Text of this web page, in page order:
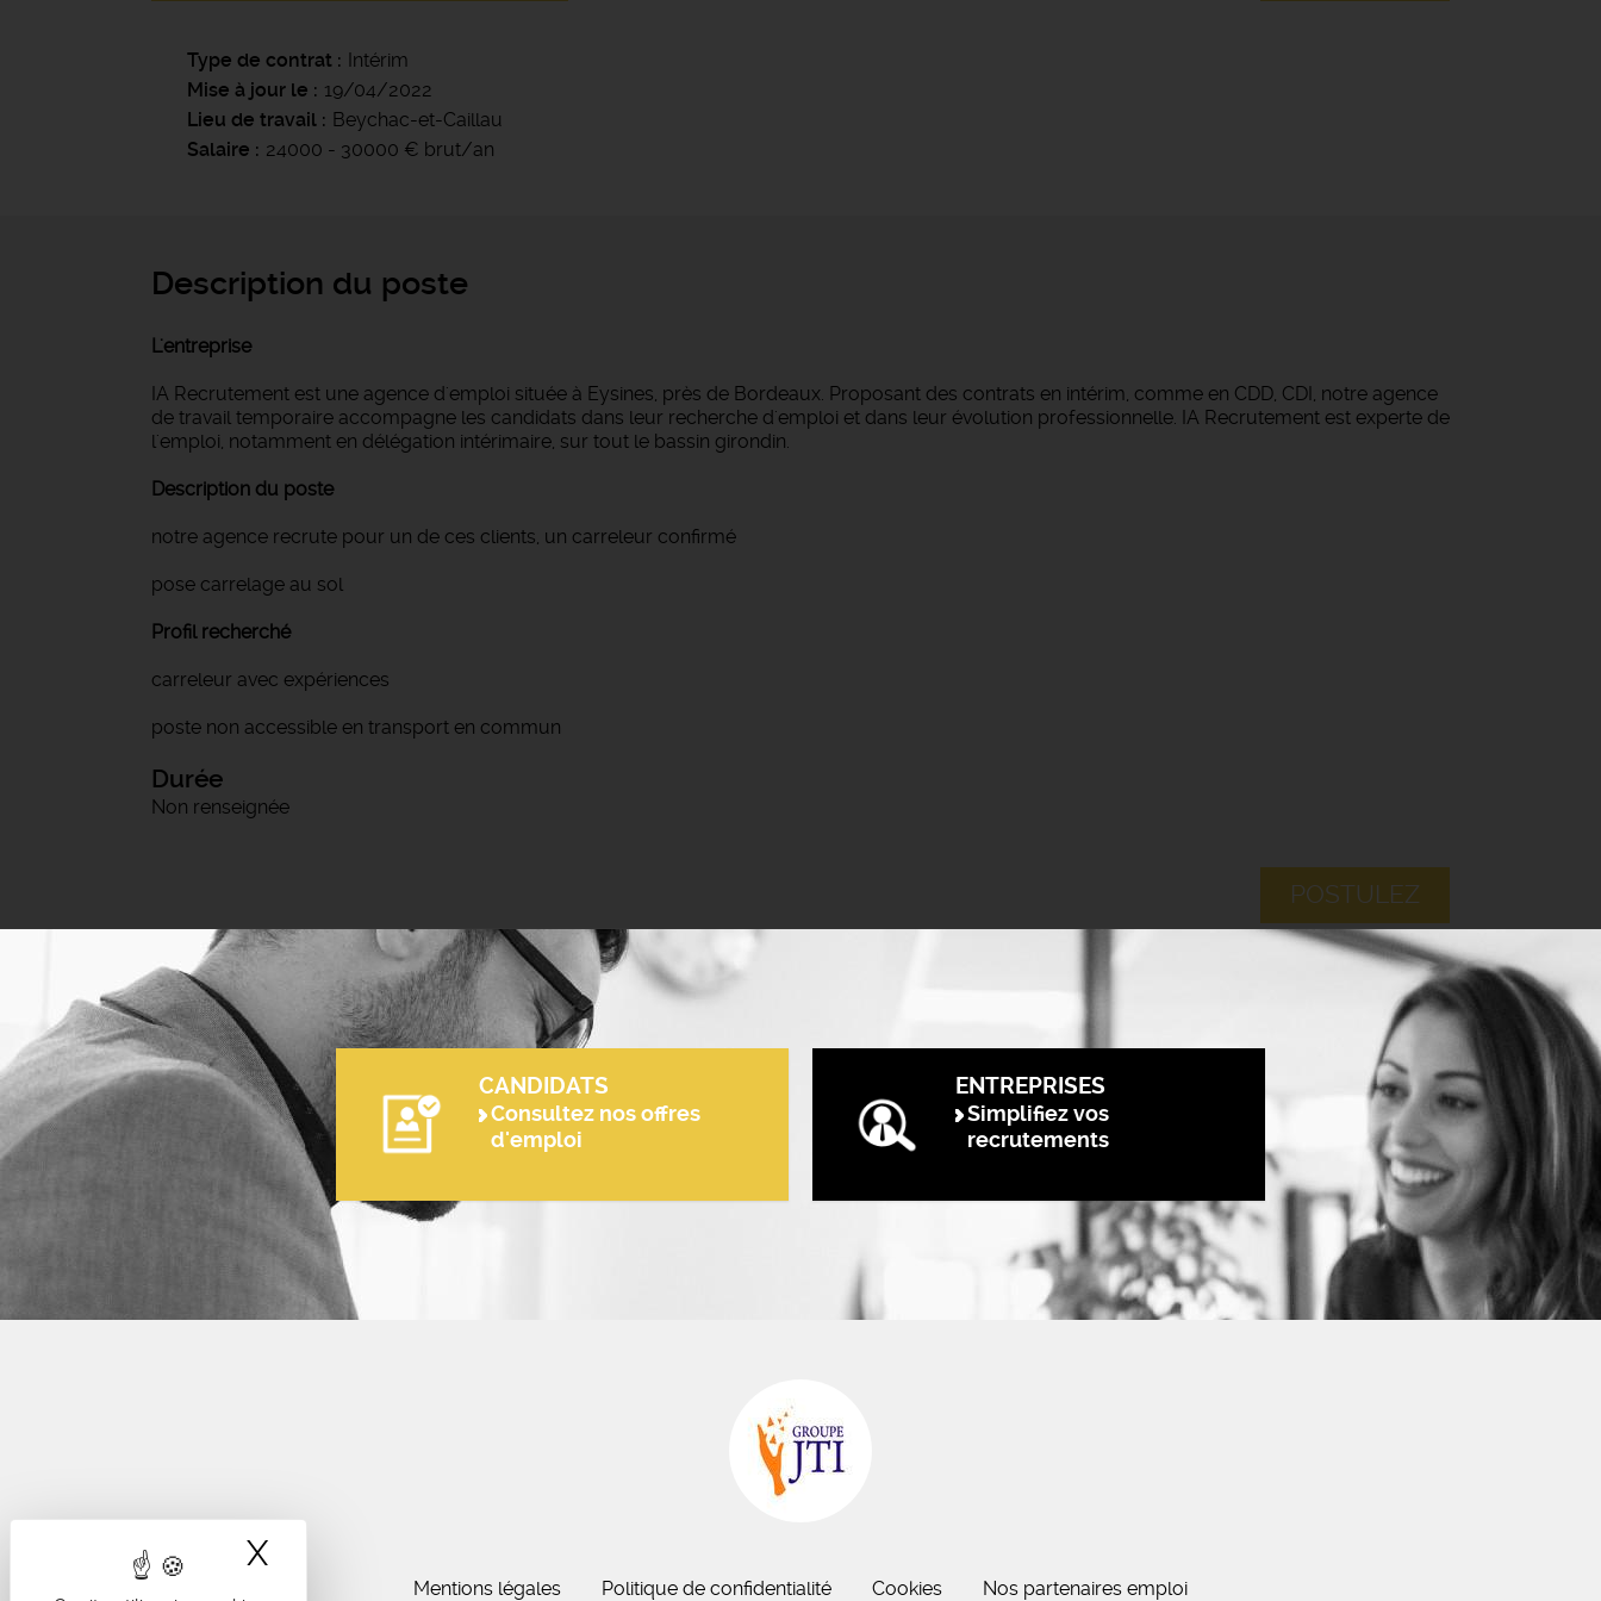
X
Type de contrat
Intérim
Mise à jour le
19/04/2022
Lieu de travail
Beychac-et-Caillau
Salaire
24000 - 30000 € brut/an
Description du poste
L'entreprise
IA Recrutement est une agence d'emploi située à Eysines, près de Bordeaux. Proposant des contrats en intérim, comme en CDD, CDI, notre agence
de travail temporaire accompagne les candidats dans leur recherche d'emploi et dans leur évolution professionnelle. IA Recrutement est experte de
l'emploi, notamment en délégation intérimaire, sur tout le bassin girondin.
Description du poste
notre agence recrute pour un de ces clients, un carreleur confirmé
pose carrelage au sol
Profil recherché
carreleur avec expériences
poste non accessible en transport en commun
Durée
Non renseignée
POSTULEZ
CANDIDATS
Consultez nos offres
d'emploi
ENTREPRISES
Simplifiez vos
recrutements
Mentions légales Politique de confidentialité Cookies Nos partenaires emploi